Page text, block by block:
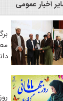
اخبار عمومی